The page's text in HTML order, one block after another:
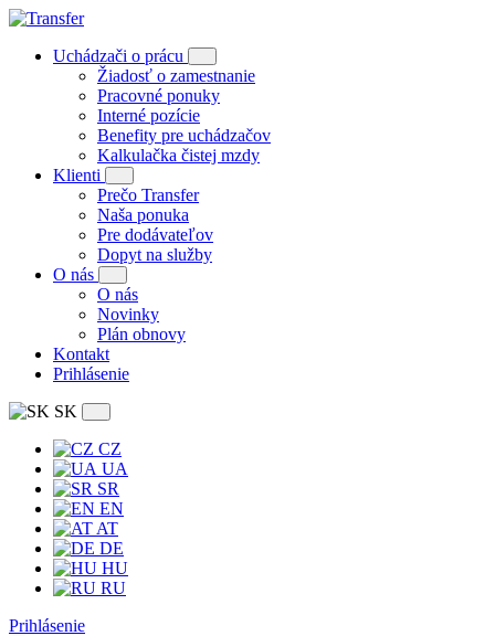
Uchádzači o prácu
Žiadosť o zamestnanie
Pracovné ponuky
Interné pozície
Benefity pre uchádzačov
Kalkulačka čistej mzdy
Klienti
Prečo Transfer
Naša ponuka
Pre dodávateľov
Dopyt na služby
O nás
O nás
Novinky
Plán obnovy
Kontakt
Prihlásenie
SK
CZ
UA
SR
EN
AT
DE
HU
RU
Prihlásenie